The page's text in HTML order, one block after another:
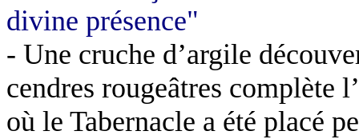
divine présence"
- Une cruche d’argile
cendres rougeâtres complète
où le Tabernacle a été placé